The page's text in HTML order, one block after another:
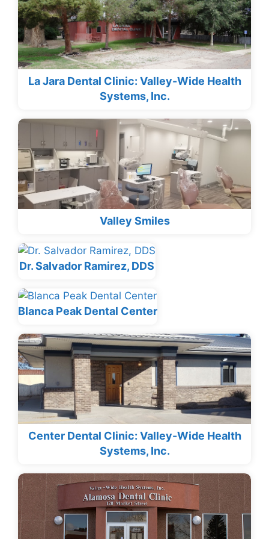
La Jara Dental Clinic: Valley-Wide Health
Systems, Inc.
Valley Smiles
Dr. Salvador Ramirez, DDS
Blanca Peak Dental Center
Center Dental Clinic: Valley-Wide Health
Systems, Inc.